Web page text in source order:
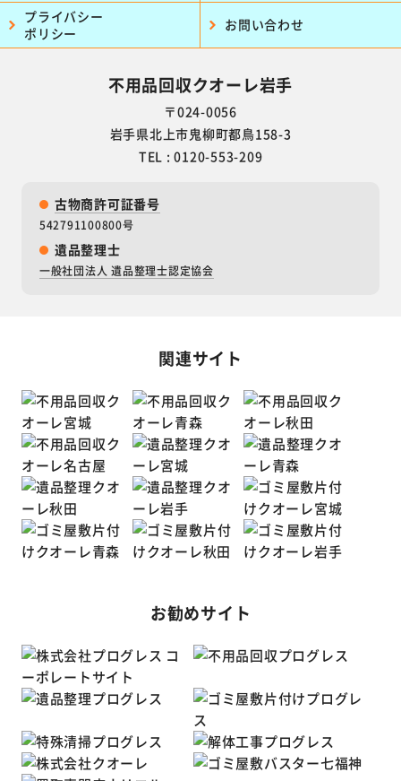
プライバシー
ポリシー
お問い合わせ
不用品回収クオーレ岩手
〒024-0056
岩手県北上市鬼柳町都鳥158-3
TEL : 0120-553-209
古物商許可証番号
542791100800号
遺品整理士
一般社団法人 遺品整理士認定協会
関連サイト
お勧めサイト